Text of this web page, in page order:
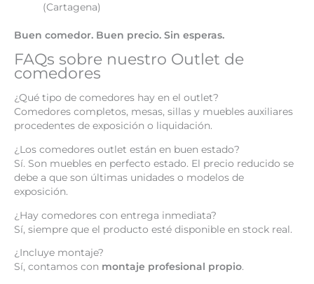
(Cartagena)
Buen comedor. Buen precio. Sin esperas.
FAQs sobre nuestro Outlet de
comedores
¿Qué tipo de comedores hay en el outlet?
Comedores completos, mesas, sillas y muebles auxiliares
procedentes de exposición o liquidación.
¿Los comedores outlet están en buen estado?
Sí. Son muebles en perfecto estado. El precio reducido se
debe a que son últimas unidades o modelos de
exposición.
¿Hay comedores con entrega inmediata?
Sí, siempre que el producto esté disponible en stock real.
¿Incluye montaje?
Sí, contamos con montaje profesional propio.